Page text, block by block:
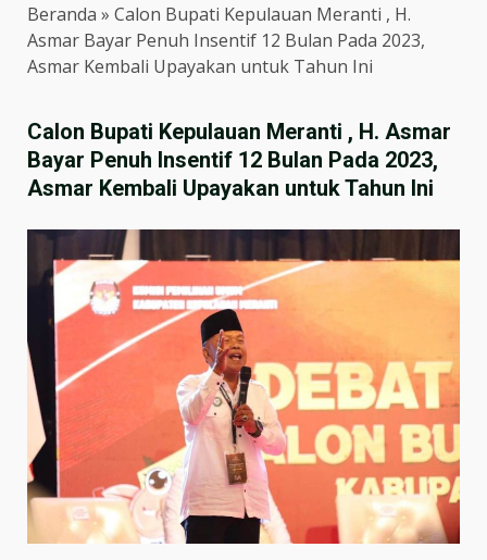
Beranda » Calon Bupati Kepulauan Meranti , H.
Asmar Bayar Penuh Insentif 12 Bulan Pada 2023,
Asmar Kembali Upayakan untuk Tahun Ini
Calon Bupati Kepulauan Meranti , H. Asmar
Bayar Penuh Insentif 12 Bulan Pada 2023,
Asmar Kembali Upayakan untuk Tahun Ini